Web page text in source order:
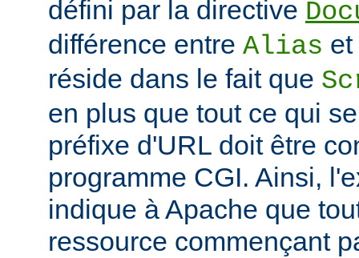
défini par la directive
différence entre Alias et
réside dans le fait que
en plus que tout ce qui
préfixe d'URL doit être
programme CGI. Ainsi,
indique à Apache que
ressource commençant